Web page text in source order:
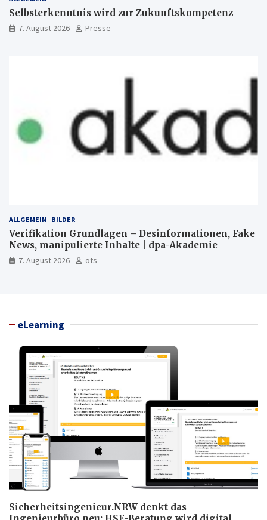
Selbsterkenntnis wird zur Zukunftskompetenz
7. August 2026 Presse
ALLGEMEIN BILDER
Verifikation Grundlagen – Desinformationen, Fake
News, manipulierte Inhalte | dpa-Akademie
7. August 2026 ots
eLearning
Sicherheitsingenieur.NRW denkt das